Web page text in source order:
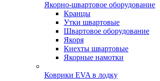
Якорно-швартовое оборудование
Кранцы
Утки швартовые
Швартовое оборудование
Якоря
Кнехты швартовые
Якорные намотки
Коврики EVA в лодку